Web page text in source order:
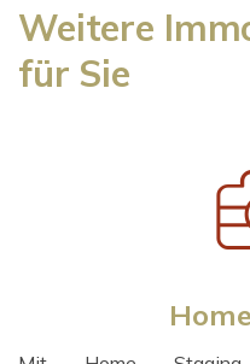
Weitere
für Sie